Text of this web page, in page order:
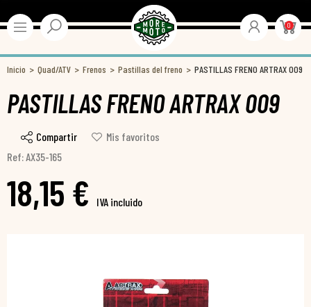
0
Inicio Quad/ATV Frenos Pastillas del freno PASTILLAS FRENO ARTRAX 009
PASTILLAS FRENO ARTRAX 009
Compartir
Mis favoritos
Ref: AX35-165
18,15 € IVA incluido